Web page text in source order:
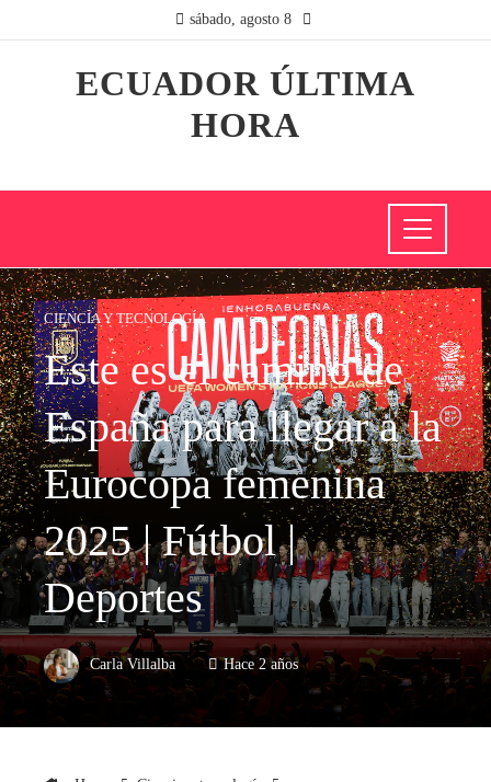
sábado, agosto 8
ECUADOR ÚLTIMA
HORA
CIENCIA Y TECNOLOGÍA
Este es el camino de
España para llegar a la
Eurocopa femenina
2025 | Fútbol |
Deportes
Carla Villalba Hace 2 años